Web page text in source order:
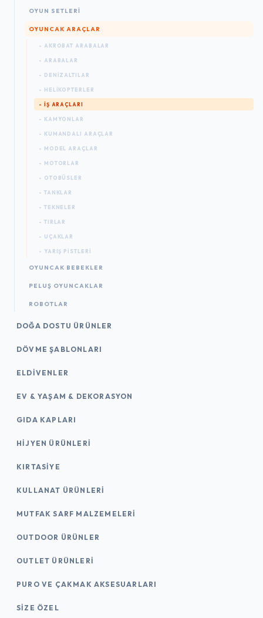
OYUN SETLERI
OYUNCAK ARAÇLAR
- AKROBAT ARABALAR
- ARABALAR
- DENIZALTILAR
- HELIKOPTERLER
- İŞ ARAÇLARI
- KAMYONLAR
- KUMANDALI ARAÇLAR
- MODEL ARAÇLAR
- MOTORLAR
- OTOBÜSLER
- TANKLAR
- TEKNELER
- TIRLAR
- UÇAKLAR
- YARIŞ PISTLERI
OYUNCAK BEBEKLER
PELUŞ OYUNCAKLAR
ROBOTLAR
DOĞA DOSTU ÜRÜNLER
DÖVME ŞABLONLARI
ELDIVENLER
EV & YAŞAM & DEKORASYON
GIDA KAPLARI
HIJYEN ÜRÜNLERI
KIRTASİYE
KULLANAT ÜRÜNLERI
MUTFAK SARF MALZEMELERI
OUTDOOR ÜRÜNLER
OUTLET ÜRÜNLERI
PURO VE ÇAKMAK AKSESUARLARI
SIZE ÖZEL